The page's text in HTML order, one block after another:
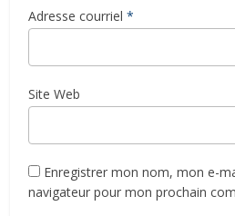
Adresse courriel *
Site Web
Enregistrer mon nom, mon e-
navigateur pour mon prochain